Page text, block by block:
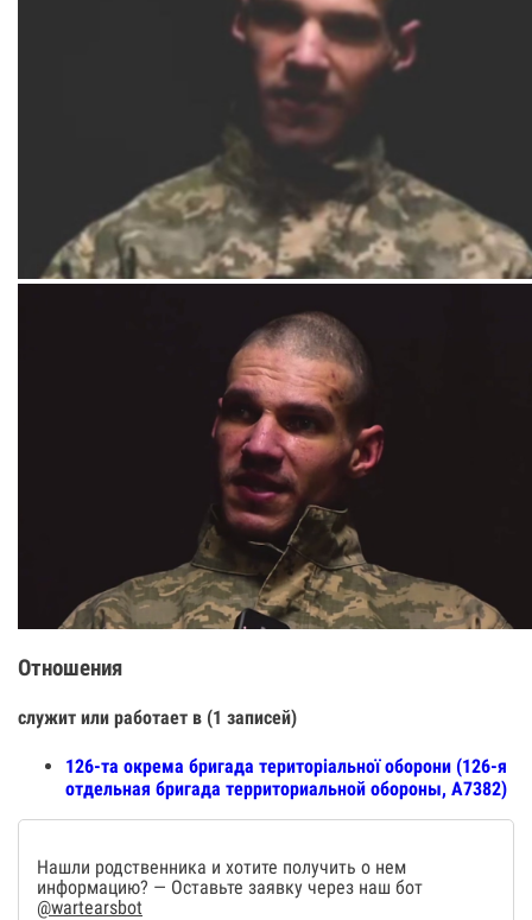
Отношения
служит или работает в (1 записей)
126-та окрема бригада територіальної оборони (126-я
отдельная бригада территориальной обороны, А7382)
Нашли родственника и хотите получить о нем
информацию? — Оставьте заявку через наш бот
@wartearsbot